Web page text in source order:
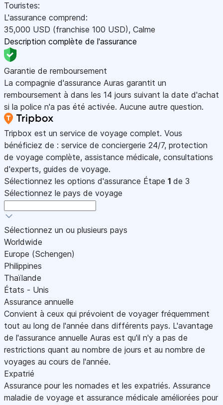
Touristes:
L'assurance comprend:
35,000 USD (franchise 100 USD), Calme
Description complète de l'assurance
Garantie de remboursement
La compagnie d'assurance Auras garantit un
remboursement à dans les 14 jours suivant la date d'achat
si la police n'a pas été activée. Aucune autre question.
Tripbox est un service de voyage complet. Vous
bénéficiez de : service de conciergerie 24/7, protection
de voyage complète, assistance médicale, consultations
d'experts, guides de voyage.
Sélectionnez les options d'assurance Étape 1 de 3
Sélectionnez le pays de voyage
Sélectionnez un ou plusieurs pays
Worldwide
Europe (Schengen)
Philippines
Thaïlande
États - Unis
Assurance annuelle
Convient à ceux qui prévoient de voyager fréquemment
tout au long de l'année dans différents pays. L'avantage
de l'assurance annuelle Auras est qu'il n'y a pas de
restrictions quant au nombre de jours et au nombre de
voyages au cours de l'année.
Expatrié
Assurance pour les nomades et les expatriés. Assurance
maladie de voyage et assurance médicale améliorées pour